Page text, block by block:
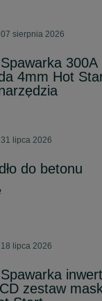
sierpnia 2026
4mm Hot
lipca 2026
do betonu
lipca 2026
zestaw